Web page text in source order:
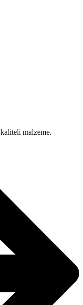
kaliteli malzeme.